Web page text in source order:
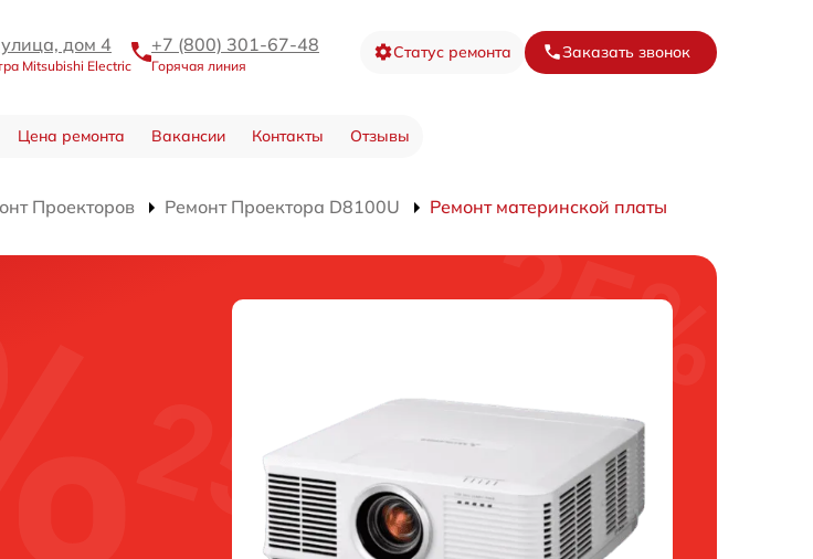
дом 4
Mitsubishi Electric
+7 (800) 301-67-48
Горячая линия
Статус ремонта Заказать звонок
Цена ремонта Вакансии Контакты Отзывы
Проекторов Ремонт Проектора D8100U Ремонт материнской платы